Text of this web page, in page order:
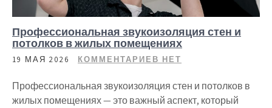
Профессиональная звукоизоляция стен и
потолков в жилых помещениях
19 МАЯ 2026 КОММЕНТАРИЕВ НЕТ
Профессиональная звукоизоляция стен и потолков в
жилых помещениях — это важный аспект, который